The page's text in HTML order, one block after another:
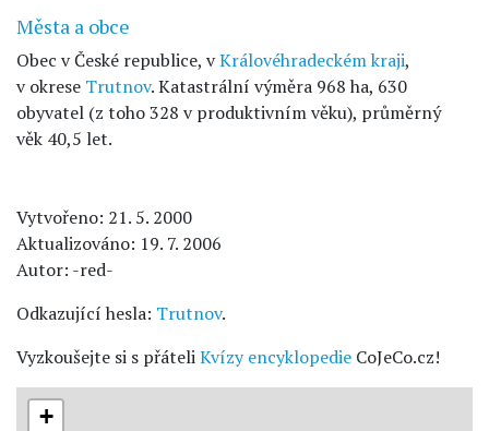
Města a obce
Obec v České republice, vKrálovéhradeckém kraji,
v okrese Trutnov. Katastrální výměra 968 ha, 630
obyvatel (z toho 328 v produktivním věku), průměrný
věk 40,5 let.
Vytvořeno: 21. 5. 2000
Aktualizováno: 19. 7. 2006
Autor: -red-
Odkazující hesla: Trutnov.
Vyzkoušejte si s přáteliKvízy encyklopedie CoJeCo.cz!
+